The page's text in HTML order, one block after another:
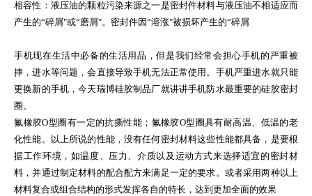
相容性：液压油的颗粒污染来源之一是密封件材料与液压油不相适应而
产生的“碎屑"或“磨屑"。密封件因“溶涨"被损坏产生的“碎屑
手机现在生活中必备的生活用品，但是我们经常会担心手机的严重被
摔，进水等问题，会直接导致手机无法正常使用。手机严重进水就只能
更换新的手机，今天瑞博硅胶制品厂就讲讲手机防水最重要的硅胶密封
圈。
氟橡胶O型圈有一定的抗撕性能；氟橡胶O型圈具有耐高温、低温的老
化性能。以上所说的性能，没有任何密封材料这些性能都具备，是要根
据工作环境，如温度、压力、介质以及运动方式来选择适宜的密封材
料，并通过制定材料的配合配方来满足一定的要求。或者采用两种以上
材料复合或组合结构的形式发挥各自的特长，达到更加全面的效果